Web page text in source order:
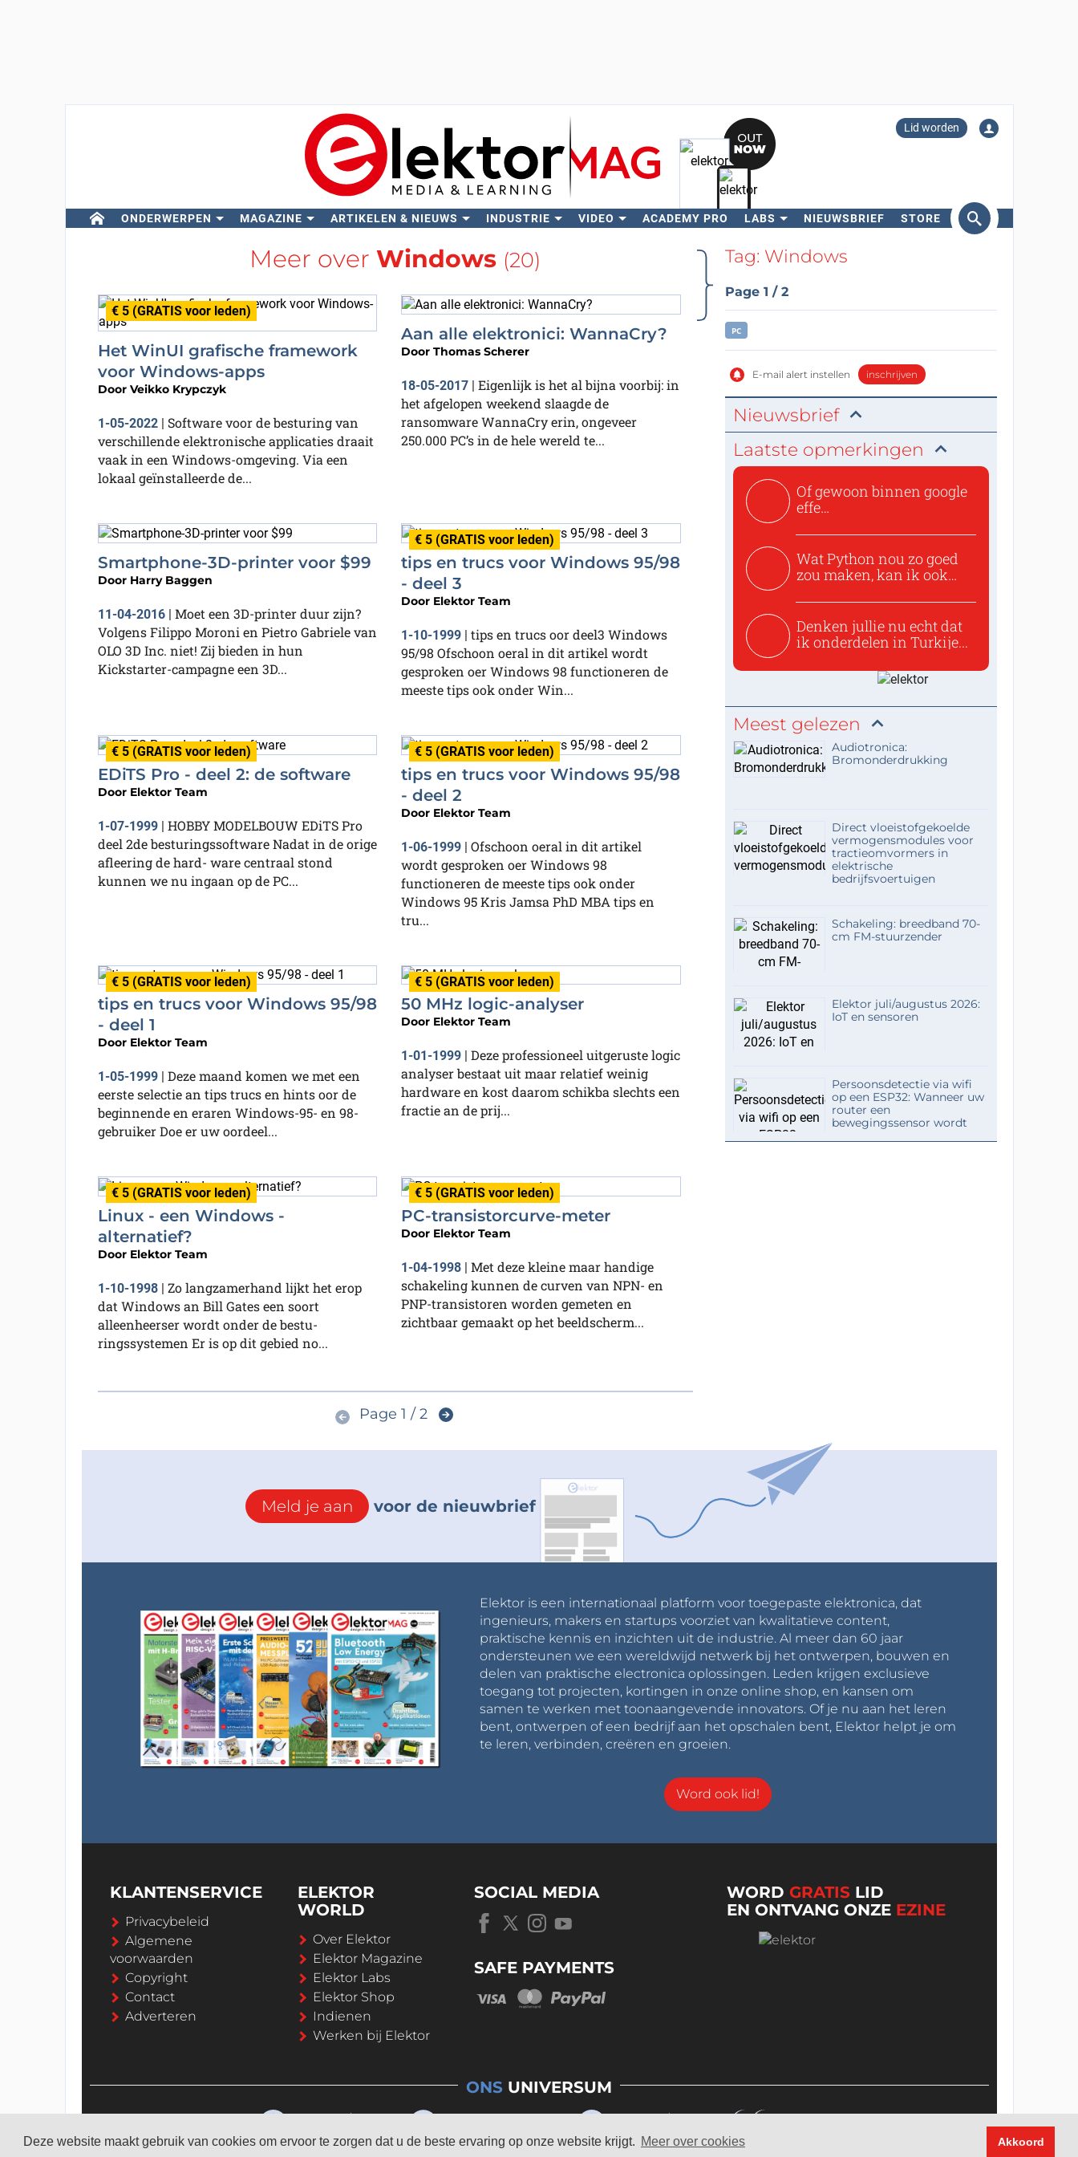
Deze website maakt gebruik van cookies om ervoor te zorgen dat u de beste ervaring op onze website krijgt. Meer over cookies Akkoord
Lid worden
ONDERWERPEN MAGAZINE ARTIKELEN & NIEUWS INDUSTRIE VIDEO ACADEMY PRO LABS NIEUWSBRIEF STORE
Zoeken
Meer over Windows (20)
€ 5 (GRATIS voor leden)
Het WinUI grafische framework
voor Windows-apps
Door Veikko Krypczyk
1-05-2022| Software voor de besturing van
verschillende elektronische applicaties draait
vaak in een Windows-omgeving. Via een
lokaal geïnstalleerde de...
Aan alle elektronici: WannaCry?
Door Thomas Scherer
18-05-2017 | Eigenlijk is het al bijna voorbij: in
het afgelopen weekend slaagde de
ransomware WannaCry erin, ongeveer
250.000 PC’s in de hele wereld te...
Smartphone-3D-printer voor $99
Door Harry Baggen
11-04-2016| Moet een 3D-printer duur zijn?
Volgens Filippo Moroni en Pietro Gabriele van
OLO 3D Inc. niet! Zij bieden in hun
Kickstarter-campagne een 3D...
€ 5 (GRATIS voor leden)
tips en trucs voor Windows 95/98
- deel 3
Door Elektor Team
1-10-1999 | tips en trucs oor deel3 Windows
95/98 Ofschoon oeral in dit artikel wordt
gesproken oer Windows 98 functioneren de
meeste tips ook onder Win...
€ 5 (GRATIS voor leden)
EDiTS Pro - deel 2: de software
Door Elektor Team
1-07-1999| HOBBY MODELBOUW EDiTS Pro
deel 2de besturingssoftware Nadat in de orige
afleering de hard- ware centraal stond
kunnen we nu ingaan op de PC...
€ 5 (GRATIS voor leden)
tips en trucs voor Windows 95/98
- deel 2
Door Elektor Team
1-06-1999 | Ofschoon oeral in dit artikel
wordt gesproken oer Windows 98
functioneren de meeste tips ook onder
Windows 95 Kris Jamsa PhD MBA tips en
tru...
€ 5 (GRATIS voor leden)
tips en trucs voor Windows 95/98
- deel 1
Door Elektor Team
1-05-1999| Deze maand komen we met een
eerste selectie an tips trucs en hints oor de
beginnende en eraren Windows-95- en 98-
gebruiker Doe er uw oordeel...
€ 5 (GRATIS voor leden)
50 MHz logic-analyser
Door Elektor Team
1-01-1999
Deze professioneel uitgeruste logic
analyser bestaat uit maar relatief weinig
hardware en kost daarom schikba slechts een
fractie an de prij...
€ 5 (GRATIS voor leden)
Linux - een Windows -
alternatief?
Door Elektor Team
1-10-1998| Zo langzamerhand lijkt het erop
dat Windows an Bill Gates een soort
alleenheerser wordt onder de bestu-
ringssystemen Er is op dit gebied no...
€ 5 (GRATIS voor leden)
PC-transistorcurve-meter
Door Elektor Team
1-04-1998 | Met deze kleine maar handige
schakeling kunnen de curven van NPN- en
PNP-transistoren worden gemeten en
zichtbaar gemaakt op het beeldscherm...
Page 1 / 2
Tag: Windows
Page 1 / 2
PC
E-mail alert instellen inschrijven
Nieuwsbrief
Laatste opmerkingen
Of gewoon binnen google
effe
Wat Python nou zo goed
zou maken, kan ik ook
Denken jullie nu echt dat
ik onderdelen in Turkije...
Meest gelezen
Audiotronica:
Bromonderdrukking
Direct vloeistofgekoelde
vermogensmodules voor
tractieomvormers in
elektrische
bedrijfsvoertuigen
Schakeling: breedband 70-
cm FM-stuurzender
Elektor juli/augustus 2026:
IoT en sensoren
Persoonsdetectie via wifi
op een ESP32: Wanneer uw
router een
bewegingssensor wordt
Meld je aan voor de nieuwbrief
Elektor is een internationaal platform voor toegepaste elektronica, dat
ingenieurs, makers en startups voorziet van kwalitatieve content,
praktische kennis en inzichten uit de industrie. Al meer dan 60 jaar
ondersteunen we een wereldwijd netwerk bij het ontwerpen, bouwen en
delen van praktische electronica oplossingen. Leden krijgen exclusieve
toegang tot projecten, kortingen in onze online shop, en kansen om
samen te werken met toonaangevende innovators. Of je nu aan het leren
bent, ontwerpen of een bedrijf aan het opschalen bent, Elektor helpt je om
te leren, verbinden, creëren en groeien.
Word ook lid!
KLANTENSERVICE
Privacybeleid
Algemene
voorwaarden
Copyright
Contact
Adverteren
ELEKTOR
WORLD
Over Elektor
Elektor Magazine
Elektor Labs
Elektor Shop
Indienen
Werken bij Elektor
SOCIAL MEDIA
SAFE PAYMENTS
WORDGRATIS LID
EN ONTVANG ONZE EZINE
ONS UNIVERSUM